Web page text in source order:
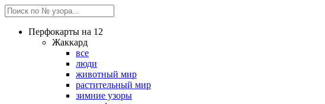
Перфокарты на 12
Жаккард
все
люди
животный мир
растительный мир
зимние узоры